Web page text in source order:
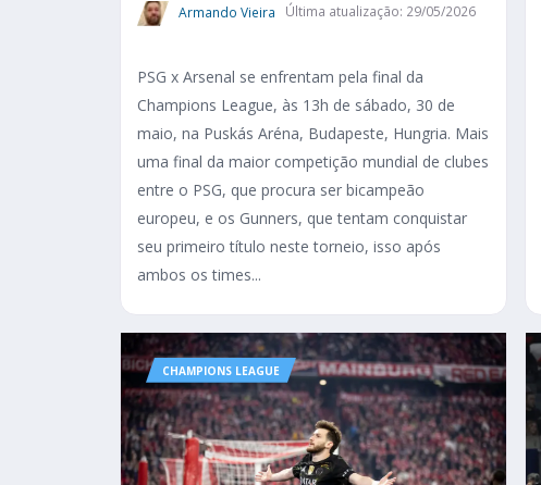
Armando Vieira Última atualização: 29/05/2026
PSG x Arsenal se enfrentam pela final da
Champions League, às 13h de sábado, 30 de
maio, na Puskás Aréna, Budapeste, Hungria. Mais
uma final da maior competição mundial de clubes
entre o PSG, que procura ser bicampeão
europeu, e os Gunners, que tentam conquistar
seu primeiro título neste torneio, isso após
ambos os times...
CHAMPIONS LEAGUE